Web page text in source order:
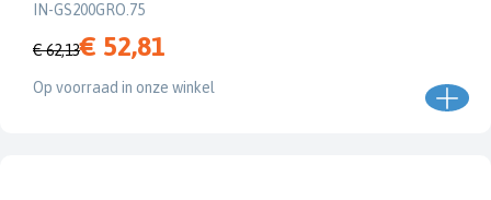
IN-GS200GRO.75
€ 62,13€ 52,81
Op voorraad in onze winkel